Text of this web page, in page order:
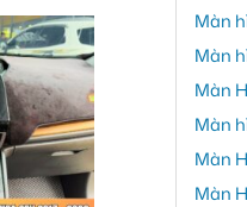
Màn
Màn
Màn
Màn
Màn
Màn